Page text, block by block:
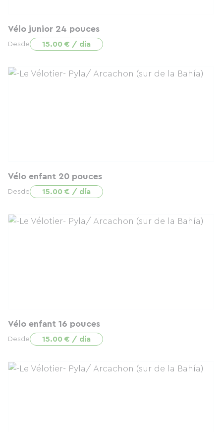
Vélo junior 24 pouces
Desde 15.00 € / día
Vélo enfant 20 pouces
Desde 15.00 € / día
Vélo enfant 16 pouces
Desde 15.00 € / día